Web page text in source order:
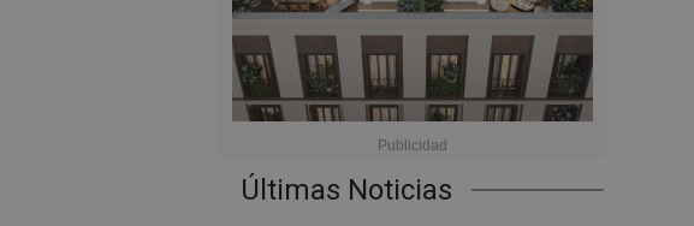
Últimas Noticias